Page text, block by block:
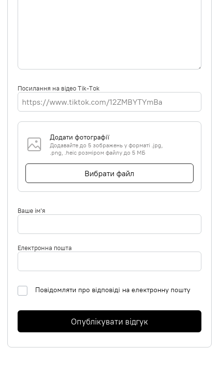
Посилання на відео Tik-Tok
Додати фотографії
Додавайте до 5 зображень у форматі .jpg,
.png, .heic розміром файлу до 5 МБ
Вибрати файл
Ваше ім'я
Електронна пошта
Повідомляти про відповіді на електронну пошту
Опублікувати відгук